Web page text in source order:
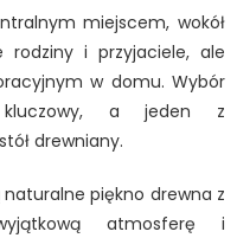
miejscem, wokół
rodziny i przyjaciele, ale
w domu. Wybór
kluczowy, a jeden z
drewniany.
naturalne piękno drewna z
atmosferę i